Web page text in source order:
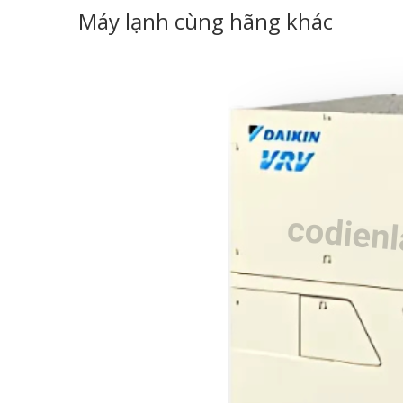
Máy lạnh cùng hãng khác